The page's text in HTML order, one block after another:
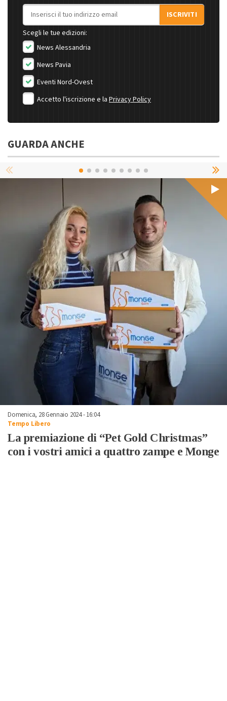
Indirizzo email
ISCRIVITI
Scegli le tue edizioni:
News Alessandria
News Pavia
Eventi Nord-Ovest
Accetto l'iscrizione e la Privacy Policy
GUARDA ANCHE
Domenica, 28 Gennaio 2024 - 16:04
Tempo Libero
La premiazione di “Pet Gold Christmas”
con i vostri amici a quattro zampe e Monge